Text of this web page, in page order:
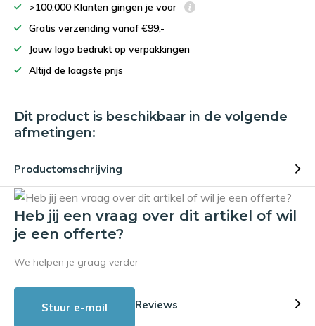
>100.000 Klanten gingen je voor
Gratis verzending vanaf €99,-
Jouw logo bedrukt op verpakkingen
Altijd de laagste prijs
Dit product is beschikbaar in de volgende
afmetingen:
Productomschrijving
Heb jij een vraag over dit artikel of wil
je een offerte?
We helpen je graag verder
Stuur e-mail Reviews